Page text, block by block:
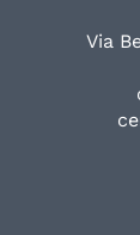
Via